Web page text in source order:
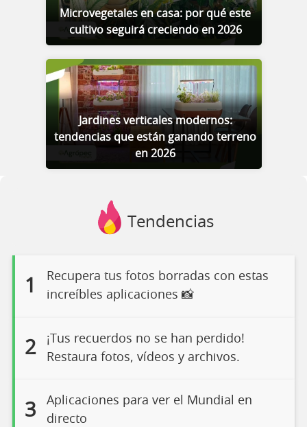
Microvegetales en casa: por qué este
cultivo seguirá creciendo en 2026
Jardines verticales modernos:
tendencias que están ganando terreno
en 2026
Tendencias
1
Recupera tus fotos borradas con estas
increíbles aplicaciones 📸
2
¡Tus recuerdos no se han perdido!
Restaura fotos, vídeos y archivos.
3
Aplicaciones para ver el Mundial en
directo